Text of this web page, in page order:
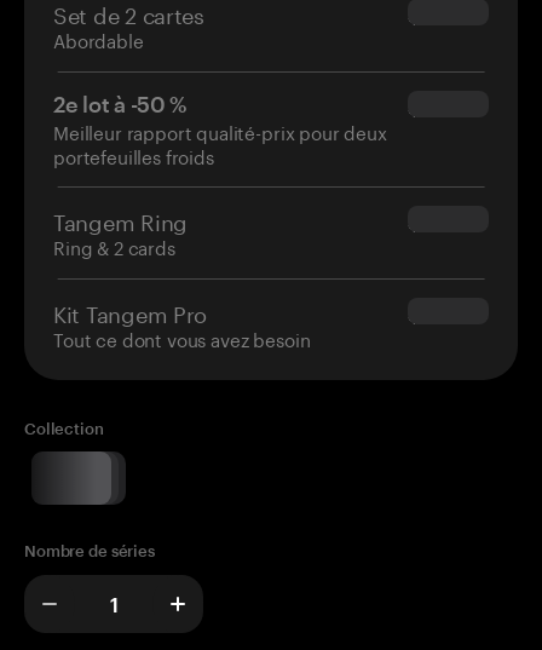
Set de 2 cartes
Abordable
$54.90
2e lot à -50 %
Meilleur rapport qualité-prix pour deux
portefeuilles froids
$34.95
Tangem Ring
Ring & 2 cards
$160.00
Kit Tangem Pro
Tout ce dont vous avez besoin
$180.00
Collection
Nombre de séries